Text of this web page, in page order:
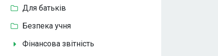
Для батьків
Безпека учня
Фінансова звітність